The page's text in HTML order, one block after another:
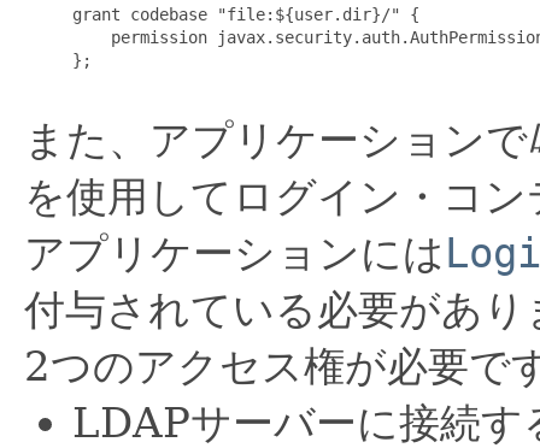
     grant codebase "file:${user.dir}/" {
permission
     };
また、アプリケーションで
を使用してログイン・コ
アプリケーションには
付与されている必要があり
2つのアクセス権が必要で
LDAPサーバーに接続す